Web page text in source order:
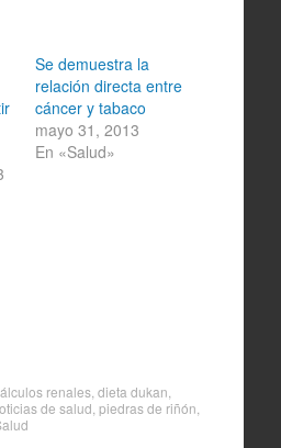
Se demuestra la
relación directa entre
cáncer y tabaco
mayo 31, 2013
En «Salud»
renales, dieta dukan
de salud piedras de riñón